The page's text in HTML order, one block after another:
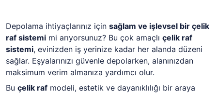
Depolama ihtiyaçlarınız için sağlam ve işlevsel bir çelik
raf sistemi mi arıyorsunuz? Bu çok amaçlı çelik raf
sistemi, evinizden iş yerinize kadar her alanda düzeni
sağlar. Eşyalarınızı güvenle depolarken, alanınızdan
maksimum verim almanıza yardımcı olur.
Bu çelik raf modeli, estetik ve dayanıklılığı bir araya